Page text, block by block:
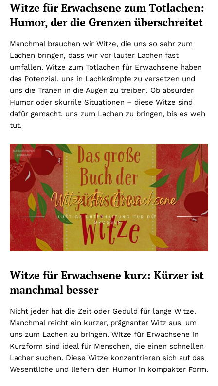
Witze für Erwachsene zum Totlachen:
Humor, der die Grenzen überschreitet
Manchmal brauchen wir Witze, die uns so sehr zum
Lachen bringen, dass wir vor lauter Lachen fast
umfallen. Witze zum Totlachen für Erwachsene haben
das Potenzial, uns in Lachkrämpfe zu versetzen und
uns die Tränen in die Augen zu treiben. Ob absurder
Humor oder skurrile Situationen – diese Witze sind
dafür gemacht, uns zum Lachen zu bringen, bis es weh
tut.
Witze für Erwachsene kurz: Kürzer ist
manchmal besser
Nicht jeder hat die Zeit oder Geduld für lange Witze.
Manchmal reicht ein kurzer, prägnanter Witz aus, um
uns zum Lachen zu bringen. Witze für Erwachsene in
Kurzform sind ideal für Menschen, die einen schnellen
Lacher suchen. Diese Witze konzentrieren sich auf das
Wesentliche und liefern den Humor in kompakter Form.